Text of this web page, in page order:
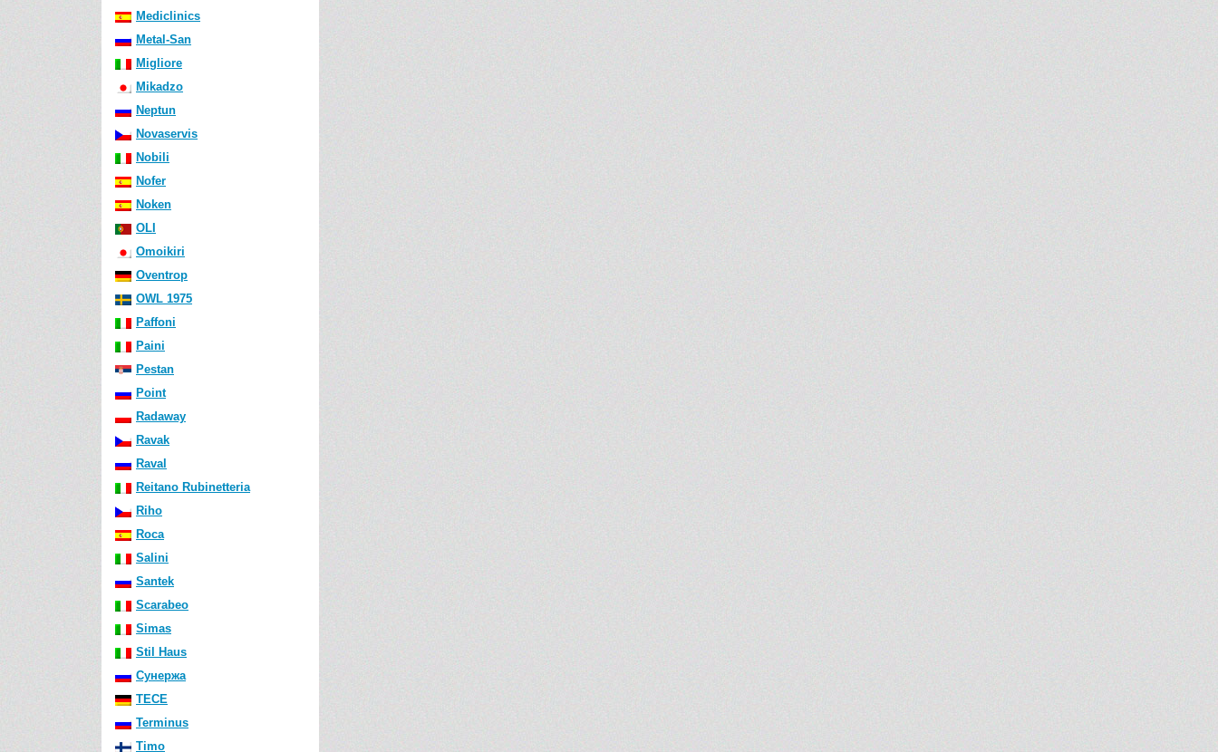
Mediclinics
Metal-San
Migliore
Mikadzo
Neptun
Novaservis
Nobili
Nofer
Noken
OLI
Omoikiri
Oventrop
OWL 1975
Paffoni
Paini
Pestan
Point
Radaway
Ravak
Raval
Reitano Rubinetteria
Riho
Roca
Salini
Santek
Scarabeo
Simas
Stil Haus
Сунержа
TECE
Terminus
Timo